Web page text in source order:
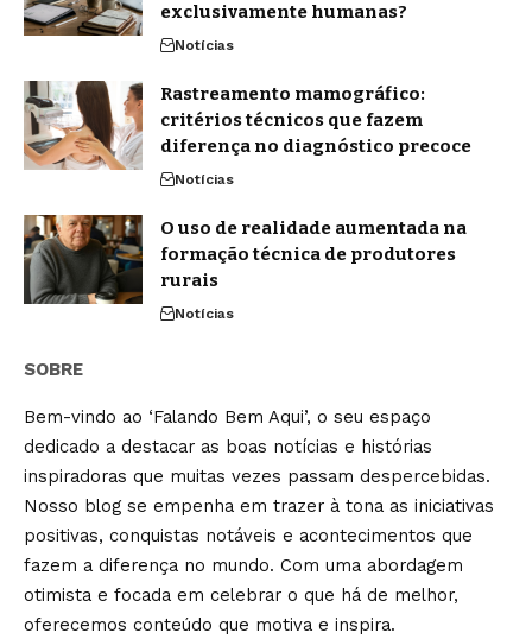
exclusivamente humanas?
Notícias
Rastreamento mamográfico:
critérios técnicos que fazem
diferença no diagnóstico precoce
Notícias
O uso de realidade aumentada na
formação técnica de produtores
rurais
Notícias
SOBRE
Bem-vindo ao ‘Falando Bem Aqui’, o seu espaço
dedicado a destacar as boas notícias e histórias
inspiradoras que muitas vezes passam despercebidas.
Nosso blog se empenha em trazer à tona as iniciativas
positivas, conquistas notáveis e acontecimentos que
fazem a diferença no mundo. Com uma abordagem
otimista e focada em celebrar o que há de melhor,
oferecemos conteúdo que motiva e inspira.